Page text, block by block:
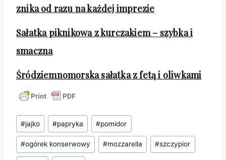
znika od razu na każdej imprezie
Sałatka piknikowa z kurczakiem – szybka i
smaczna
Śródziemnomorska sałatka z fetą i oliwkami
Tagi
wpisu:
#jajko #papryka #pomidor
#ogórek konserwowy #mozzarella #szczypior